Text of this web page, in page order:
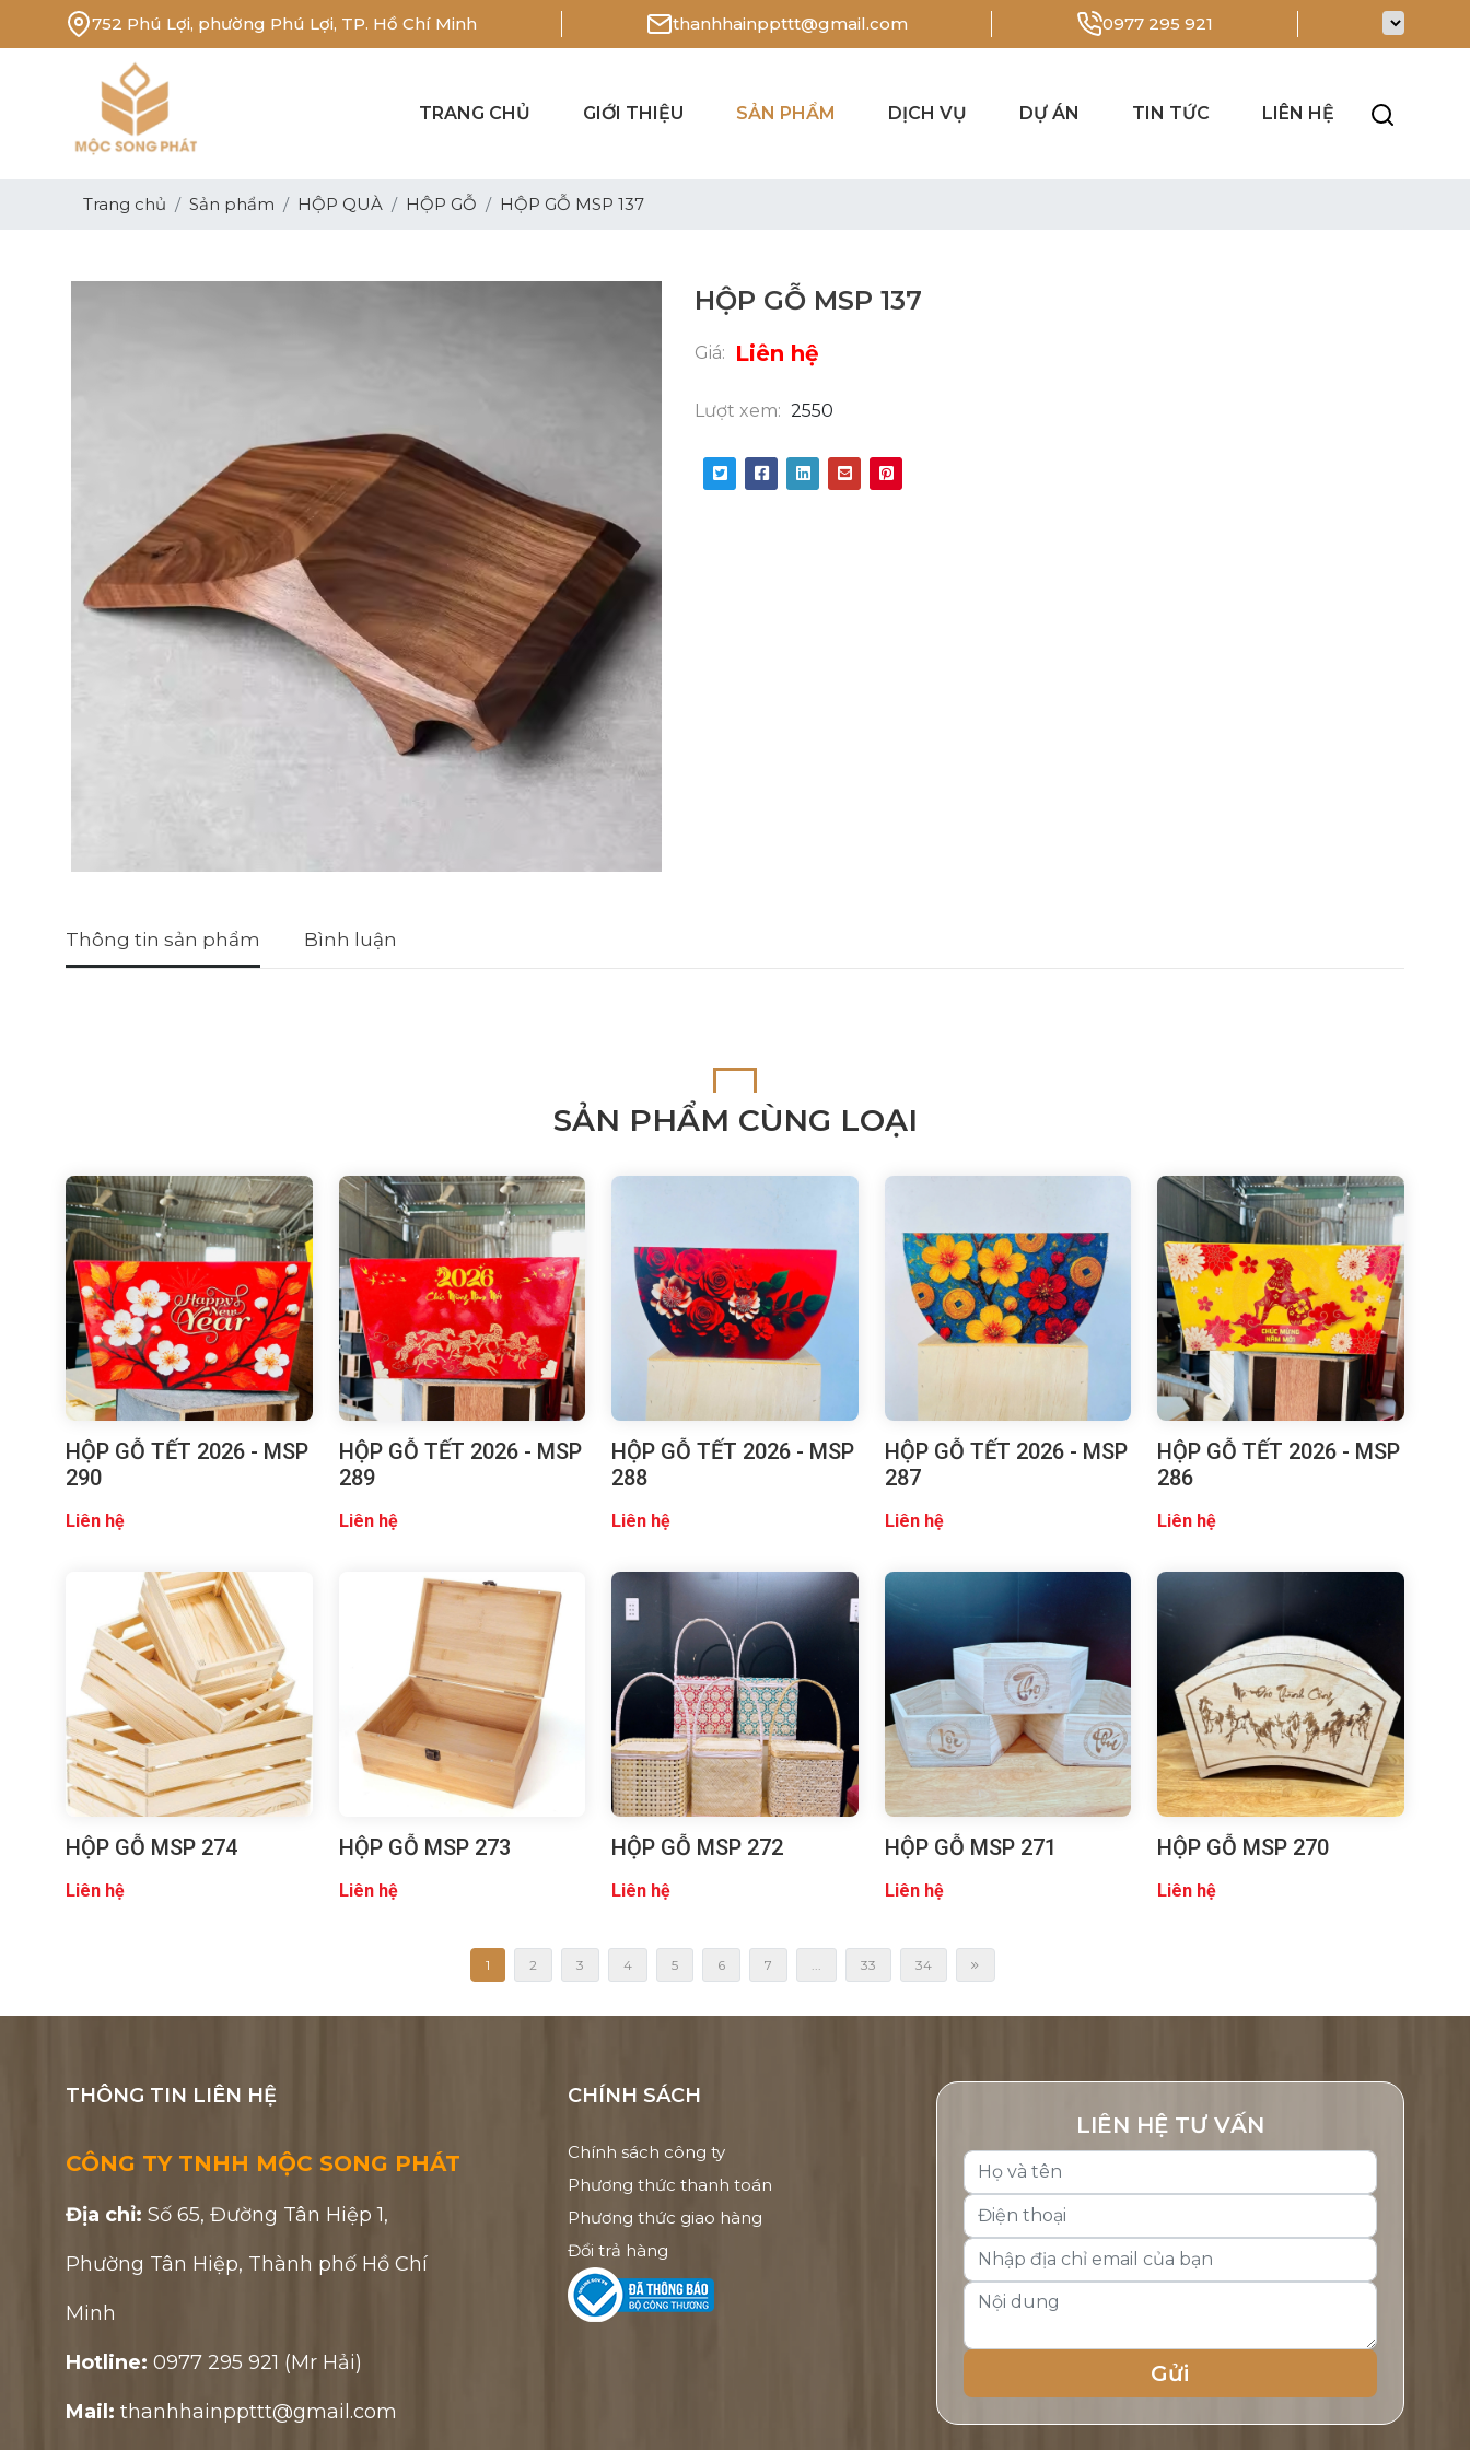
752 Phú Lợi, phường Phú Lợi, TP. Hồ Chí Minh thanhhainppttt@gmail.com 0977 295 921
TRANG CHỦ GIỚI THIỆU SẢN PHẨM DỊCH VỤ DỰ ÁN TIN TỨC LIÊN HỆ
Trang chủ Sản phẩm HỘP QUÀ HỘP GỖ HỘP GỖ MSP 137
HỘP GỖ MSP 137
Giá: Liên hệ
Lượt xem: 2550
Thông tin sản phẩm Bình luận
SẢN PHẨM CÙNG LOẠI
HỘP GỖ TẾT 2026 - MSP
290
Liên hệ
HỘP GỖ TẾT 2026 - MSP
289
Liên hệ
HỘP GỖ TẾT 2026 - MSP
288
Liên hệ
HỘP GỖ TẾT 2026 - MSP
287
Liên hệ
HỘP GỖ TẾT 2026 - MSP
286
Liên hệ
HỘP GỖ MSP 274
Liên hệ
HỘP GỖ MSP 273
Liên hệ
HỘP GỖ MSP 272
Liên hệ
HỘP GỖ MSP 271
Liên hệ
HỘP GỖ MSP 270
Liên hệ
1 2 3 4 5 6 7 33 34
THÔNG TIN LIÊN HỆ
CÔNG TY TNHH MỘC SONG PHÁT
Địa chỉ: Số 65, Đường Tân Hiệp 1,
Phường Tân Hiệp, Thành phố Hồ Chí
Minh
Hotline: 0977 295 921 (Mr Hải)
Mail: thanhhainppttt@gmail.com
CHÍNH SÁCH
Chính sách công ty
Phương thức thanh toán
Phương thức giao hàng
Đổi trả hàng
LIÊN HỆ TƯ VẤN